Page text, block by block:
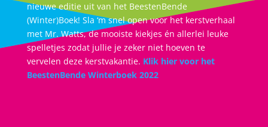
nieuwe editie uit van het BeestenBende
(Winter)Boek! Sla ‘m snel open voor het kerstverhaal
met Mr. Watts, de mooiste kiekjes én allerlei leuke
spelletjes zodat jullie je zeker niet hoeven te
vervelen deze kerstvakantie. Klik hier voor het
BeestenBende Winterboek 2022